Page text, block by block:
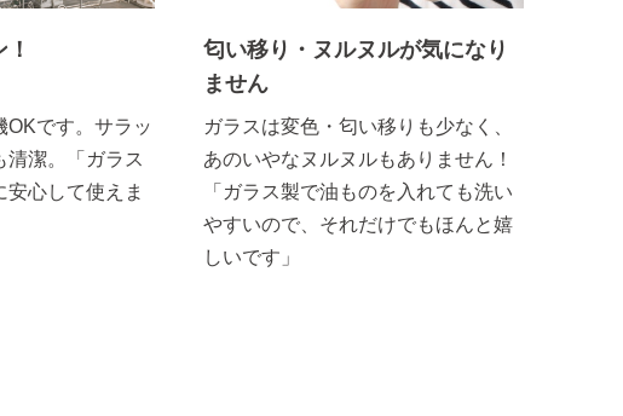
OKです。サラッ
清潔。「ガラス
安心して使えま
匂い移り・ヌルヌルが気になり
ません
ガラスは変色・匂い移りも少なく、
あのいやなヌルヌルもありません！
「ガラス製で油ものを入れても洗い
やすいので、それだけでもほんと嬉
しいです」